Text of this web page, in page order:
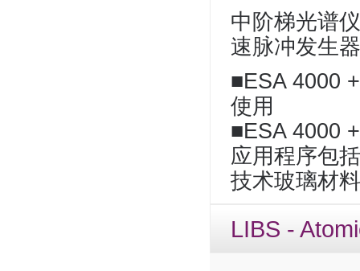
中阶梯光谱
速脉冲发生
■ESA 4000
使用
■ESA 4000
应用程序包
技术玻璃材
LIBS -